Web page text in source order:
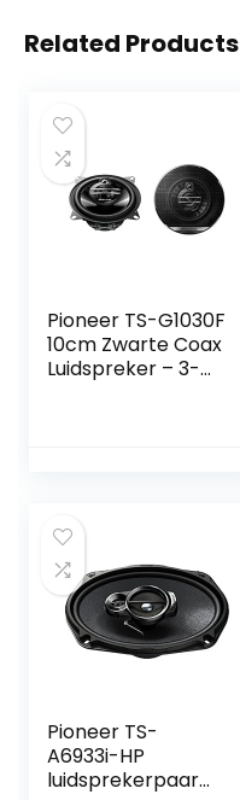
Related Products
Pioneer TS-G1030F
10cm Zwarte Coax
Luidspreker – 3-
Pioneer TS-
A6933i-HP
luidsprekerpaar